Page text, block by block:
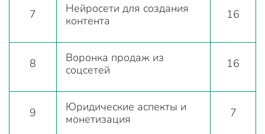
7
Нейросети для создания
контента
16
8
Воронка продаж из
соцсетей
16
9
Юридические аспекты и
монетизация
7